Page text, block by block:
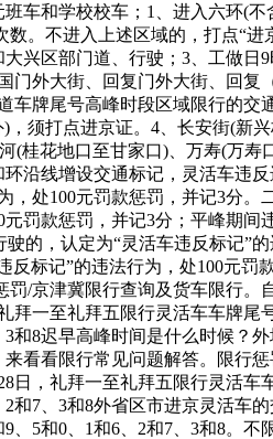
车和学校校车；1、进入六环(
。不进入上述区域的，打点“
兴区部门道、行驶；3、工做
外大街、回复门外大街、回
牌尾号高峰时段区域限行的
须打点进京证。4、长安街(新
桂花地口至甘家口)、万寿(万
沿线增设交通标记，灵活车违
处100元罚款惩罚，并记3分
罚款惩罚，并记3分；平峰期
的，认定为“灵活车违反标记”
标记”的违法行为，处100元
/京津冀限行查询及货车限行。
一至礼拜五限行灵活车车牌尾
和8迟早高峰时间是什么时候
看看限行常见问题解答。限行
，礼拜一至礼拜五限行灵活车
7、3和8外省区市进京灵活车
5和0、1和6、2和7、3和8。